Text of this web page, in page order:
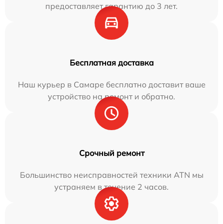
предоставляет гарантию до 3 лет.
Бесплатная доставка
Наш курьер в Самаре бесплатно доставит ваше
устройство на ремонт и обратно.
Срочный ремонт
Большинство неисправностей техники ATN мы
устраняем в течение 2 часов.